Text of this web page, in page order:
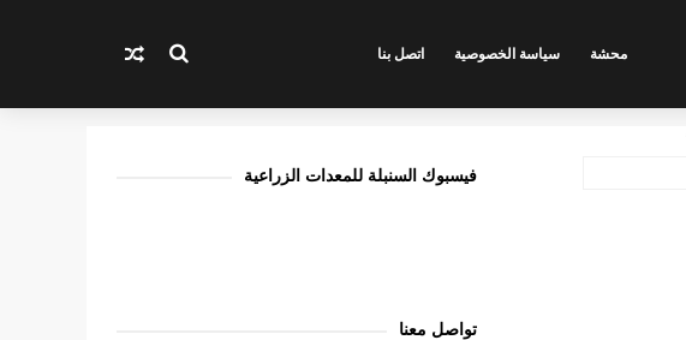
محشة سياسة الخصوصية اتصل بنا
فيسبوك السنبلة للمعدات الزراعية
تواصل معنا